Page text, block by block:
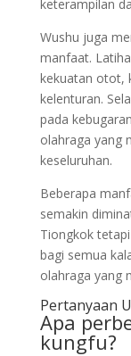
keterampilan
Wushu juga
manfaat.
kekuatan otot,
kelenturan.
pada
olahraga yang
keseluruhan.
Beberapa
semakin
Tiongkok
bagi semua
olahraga yang
Pertanyaan
Apa
kungfu?